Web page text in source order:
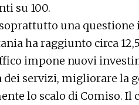
su 100.
soprattutto una
ha raggiunto circa
impone nuovi
dei servizi, migliorare la
lo scalo di Comiso.